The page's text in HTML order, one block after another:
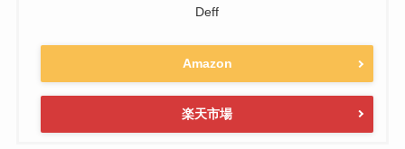
Deff
Amazon
楽天市場